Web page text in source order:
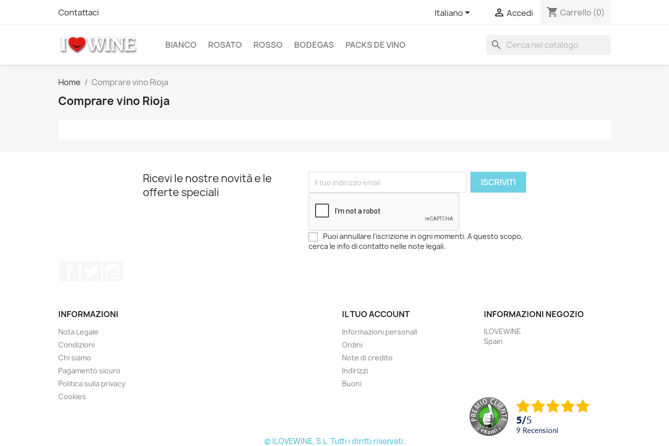
Contattaci Italiano  Accedi shopping_cart Carrello (0)
BIANCO ROSATO ROSSO BODEGAS PACKS DE VINO search
Home Comprare vino Rioja
Comprare vino Rioja
Ricevi le nostre novità e le
offerte speciali
Puoi annullare l'iscrizione in ogni momenti. A questo scopo,
cerca le info di contatto nelle note legali.
INFORMAZIONI
Nota Legale
Condizioni
Chi siamo
Pagamento sicuro
Politica sulla privacy
Cookies
IL TUO ACCOUNT
Informazioni personali
Ordini
Note di credito
Indirizzi
Buoni
INFORMAZIONI NEGOZIO
ILOVEWINE
Spain
5/5
9 recensioni
© ILOVEWINE, S.L. Tutti i diritti riservati.